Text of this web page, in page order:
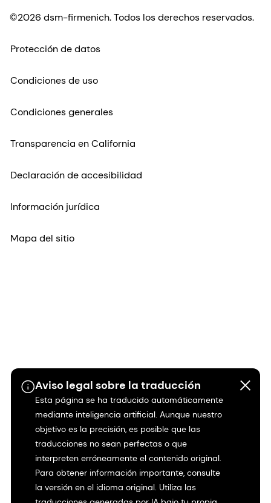
Aviso legal sobre la traducción
Esta página se ha traducido automáticamente
mediante inteligencia artificial. Aunque nuestro
objetivo es la precisión, es posible que las
traducciones no sean perfectas o que
interpreten erróneamente el contenido original.
Para obtener información importante, consulte
la versión en el idioma original. Utiliza las
©2026 dsm-firmenich. Todos los derechos reservados.
Protección de datos
Condiciones de uso
Condiciones generales
Transparencia en California
Declaración de accesibilidad
Información jurídica
Mapa del sitio